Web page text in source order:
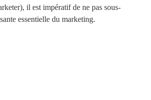
il est impératif de ne pas sous-
essentielle du marketing.